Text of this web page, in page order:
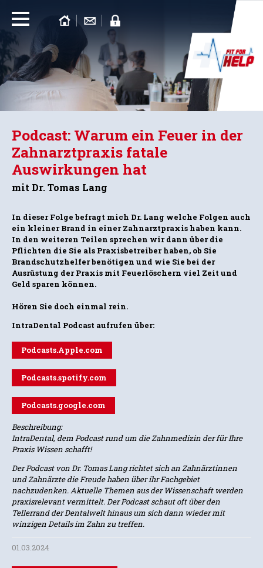
Podcast: Warum ein Feuer in der
Zahnarztpraxis fatale
Auswirkungen hat
mit Dr. Tomas Lang
In dieser Folge befragt mich Dr. Lang welche Folgen auch
ein kleiner Brand in einer Zahnarztpraxis haben kann.
In den weiteren Teilen sprechen wir dann über die
Pflichten die Sie als Praxisbetreiber haben, ob Sie
Brandschutzhelfer benötigen und wie Sie bei der
Ausrüstung der Praxis mit Feuerlöschern viel Zeit und
Geld sparen können.
Hören Sie doch einmal rein.
IntraDental Podcast aufrufen über:
Podcasts.Apple.com
Podcasts.spotify.com
Podcasts.google.com
Beschreibung:
IntraDental, dem Podcast rund um die Zahnmedizin der für Ihre
Praxis Wissen schafft!
Der Podcast von Dr. Tomas Lang richtet sich an Zahnärztinnen
und Zahnärzte die Freude haben über ihr Fachgebiet
nachzudenken. Aktuelle Themen aus der Wissenschaft werden
praxisrelevant vermittelt. Der Podcast schaut oft über den
Tellerrand der Dentalwelt hinaus um sich dann wieder mit
winzigen Details im Zahn zu treffen.
01.03.2024